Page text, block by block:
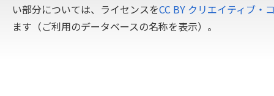
い部分については、ライセンスをCC BY クリエイティブ・
ます（ご利用のデータベースの名称を表示）。